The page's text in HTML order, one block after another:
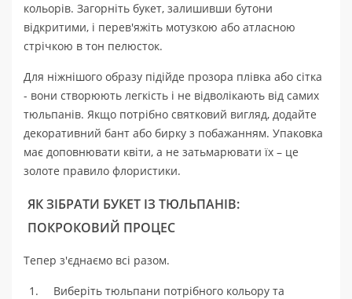
кольорів. Загорніть букет, залишивши бутони
відкритими, і перев'яжіть мотузкою або атласною
стрічкою в тон пелюсток.
Для ніжнішого образу підійде прозора плівка або сітка
- вони створюють легкість і не відволікають від самих
тюльпанів. Якщо потрібно святковий вигляд, додайте
декоративний бант або бирку з побажанням. Упаковка
має доповнювати квіти, а не затьмарювати їх – це
золоте правило флористики.
ЯК ЗІБРАТИ БУКЕТ ІЗ ТЮЛЬПАНІВ:
ПОКРОКОВИЙ ПРОЦЕС
Тепер з'єднаємо всі разом.
Виберіть тюльпани потрібного кольору та